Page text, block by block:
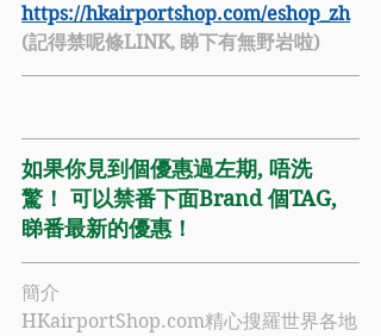
https://hkairportshop.com/eshop_zh
(記得禁呢條LINK, 睇下有無野岩啦)
如果你見到個優惠過左期, 唔洗
驚！ 可以禁番下面Brand 個TAG,
睇番最新的優惠！
簡介
HKairportShop.com精心搜羅世界各地